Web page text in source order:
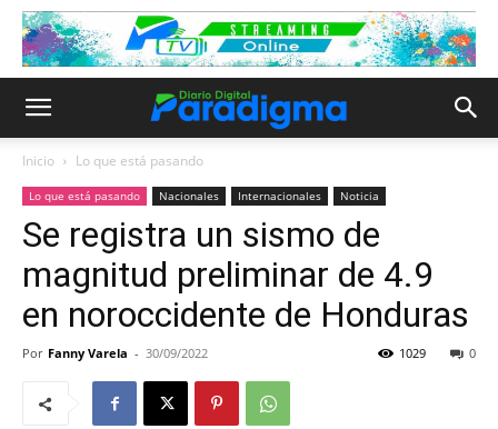
Inicio Lo que está pasando
Lo que está pasando Nacionales Internacionales Noticia
Se registra un sismo de
magnitud preliminar de 4.9
en noroccidente de Honduras
Por Fanny Varela - 30/09/2022 0
1029